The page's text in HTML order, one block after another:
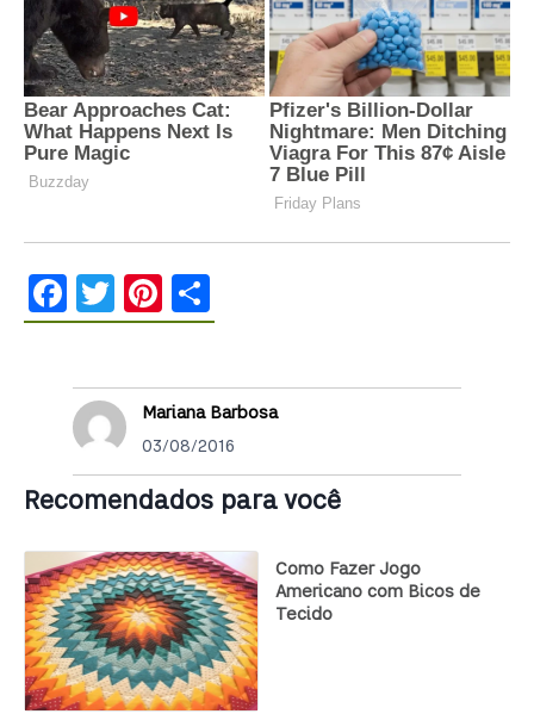
Facebook
Twitter
Pinterest
Mariana Barbosa
03/08/2016
Recomendados para você
Como Fazer Jogo
Americano com Bicos de
Tecido